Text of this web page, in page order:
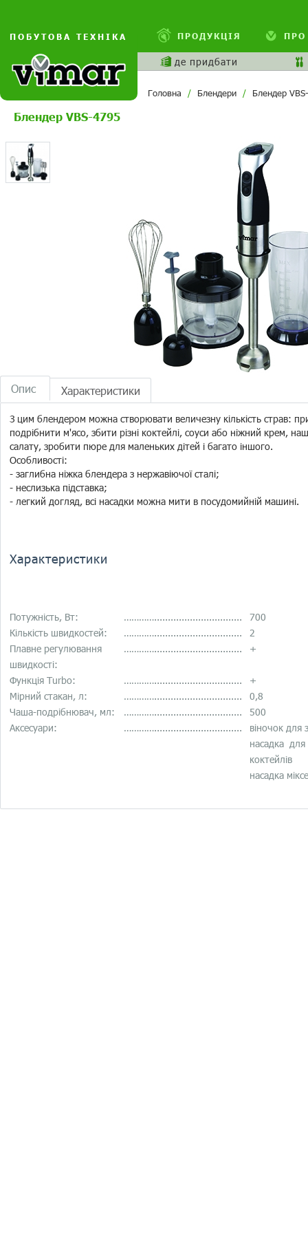
ПОБУТОВА ТЕХНІКА ПРОДУКЦІЯ ПРО
де придбати
Головна Блендери Блендер
Блендер VBS-4795
Опис Характеристики
З цим блендером можна створювати величезну кількість страв:
подрібнити м'ясо, збити різні коктейлі, соуси або ніжний крем,
салату, зробити пюре для маленьких дітей і багато іншого.
Особливості:
- заглибна ніжка блендера з нержавіючої сталі;
- неслизька підставка;
- легкий догляд, всі насадки можна мити в посудомийній машині.
Характеристики
Потужність, Вт: …………................................
700
Кількість швидкостей:
…………................................
2
Плавне регулювання
швидкості:
…………................................ +
Функція Turbo: …………................................
+
Мірний стакан, л:
…………................................
0,8
Чаша-подрібнювач, мл:
…………................................
500
Аксесуари:
…………................................
віночок для
насадка
коктейлів
насадка